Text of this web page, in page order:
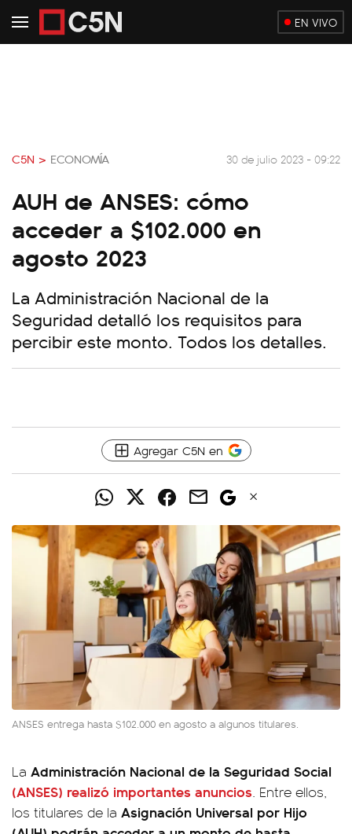
EN VIVO
C5N > ECONOMÍA 30 de julio 2023 - 09:22
AUH de ANSES: cómo
acceder a $102.000 en
agosto 2023
La Administración Nacional de la
Seguridad detalló los requisitos para
percibir este monto. Todos los detalles.
Agregar C5N en
ANSES entrega hasta $102.000 en agosto a algunos titulares.
La Administración Nacional de la Seguridad Social
(ANSES) realizó importantes anuncios. Entre ellos,
los titulares de la Asignación Universal por Hijo